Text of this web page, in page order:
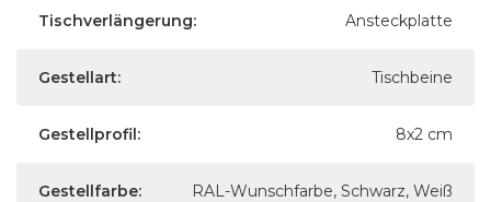
Tischverlängerung: Ansteckplatte
Gestellart: Tischbeine
Gestellprofil: 8x2 cm
Gestellfarbe: RAL-Wunschfarbe, Schwarz, Weiß